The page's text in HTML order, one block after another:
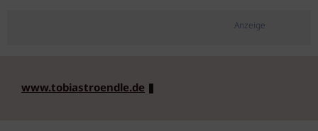
Anzeige
www.tobiastroendle.de